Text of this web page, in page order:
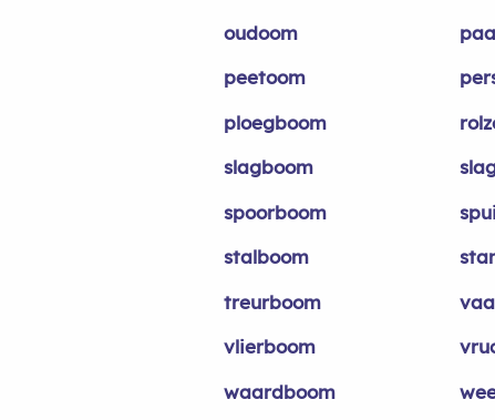
oudoom
peetoom
ploegboom
slagboom
spoorboom
stalboom
treurboom
vlierboom
waardboom